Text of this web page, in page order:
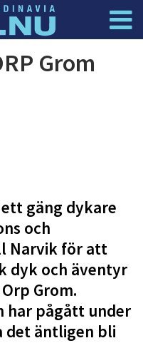
Grom
gäng dykare
och
Narvik för att
dyk och äventyr
Grom.
har pågått under
det äntligen bli